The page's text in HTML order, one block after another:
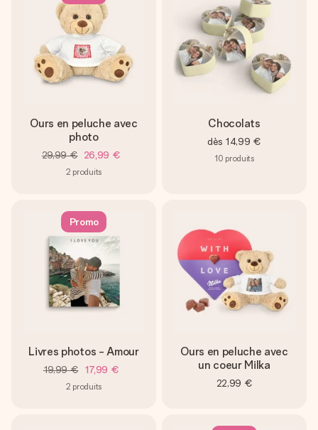
Ours en peluche avec
photo
29,99 € 26,99 €
2 produits
Chocolats
dès 14,99 €
10 produits
Promo
Livres photos - Amour
19,99 € 17,99 €
2 produits
Ours en peluche avec
un coeur Milka
22,99 €